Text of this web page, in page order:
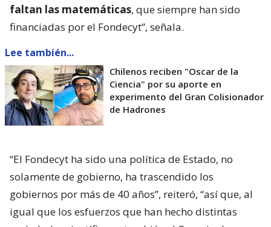
faltan las matemáticas, que siempre han sido
financiadas por el Fondecyt”, señala.
Lee también...
Chilenos reciben "Oscar de la
Ciencia" por su aporte en
experimento del Gran Colisionador
de Hadrones
“El Fondecyt ha sido una política de Estado, no
solamente de gobierno, ha trascendido los
gobiernos por más de 40 años”, reiteró, “así que, al
igual que los esfuerzos que han hecho distintas